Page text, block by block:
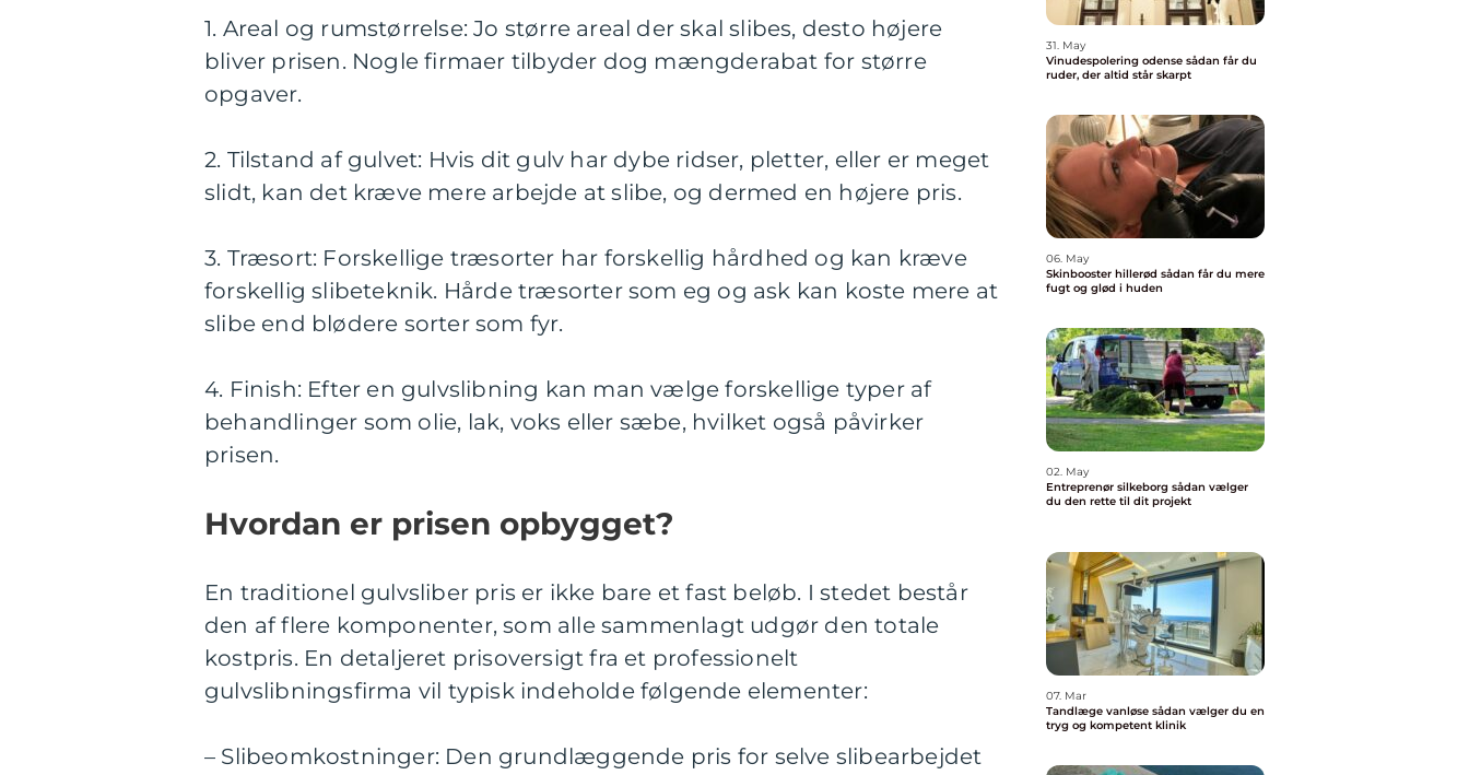
1. Areal og rumstørrelse: Jo større areal der skal slibes, desto højere
bliver prisen. Nogle firmaer tilbyder dog mængderabat for større
opgaver.
2. Tilstand af gulvet: Hvis dit gulv har dybe ridser, pletter, eller er meget
slidt, kan det kræve mere arbejde at slibe, og dermed en højere pris.
3. Træsort: Forskellige træsorter har forskellig hårdhed og kan kræve
forskellig slibeteknik. Hårde træsorter som eg og ask kan koste mere at
slibe end blødere sorter som fyr.
4. Finish: Efter en gulvslibning kan man vælge forskellige typer af
behandlinger som olie, lak, voks eller sæbe, hvilket også påvirker
prisen.
Hvordan er prisen opbygget?
En traditionel gulvsliber pris er ikke bare et fast beløb. I stedet består
den af flere komponenter, som alle sammenlagt udgør den totale
kostpris. En detaljeret prisoversigt fra et professionelt
gulvslibningsfirma vil typisk indeholde følgende elementer:
– Slibeomkostninger: Den grundlæggende pris for selve slibearbejdet
31. May
Vinudespolering odense sådan får du
ruder, der altid står skarpt
06. May
Skinbooster hillerød sådan får du mere
fugt og glød i huden
02. May
Entreprenør silkeborg sådan vælger
du den rette til dit projekt
07. Mar
Tandlæge vanløse sådan vælger du en
tryg og kompetent klinik